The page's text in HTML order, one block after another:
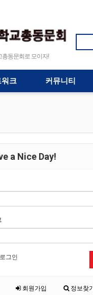
동문회로 모이자!
크 커뮤니티
a Nice Day!
그인
회원가입 정보찾기